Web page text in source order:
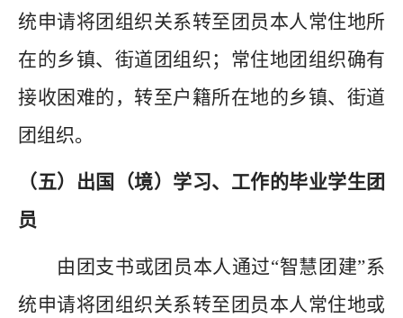
统申请将团组织关系转至团员本人常住地所
在的乡镇、街道团组织；常住地团组织确有
接收困难的，转至户籍所在地的乡镇、街道
团组织。
（五）
出国（境）学习、工作的毕业学生团
员
由团支书或团员本人通过“智慧团建”系
统申请将团组织关系转至团员本人常住地或